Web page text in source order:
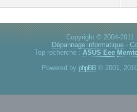
Copyright © 2004-
Dépannage informatique -
Top recherche : ASUS Eee
Powered by phpBB © 2001,